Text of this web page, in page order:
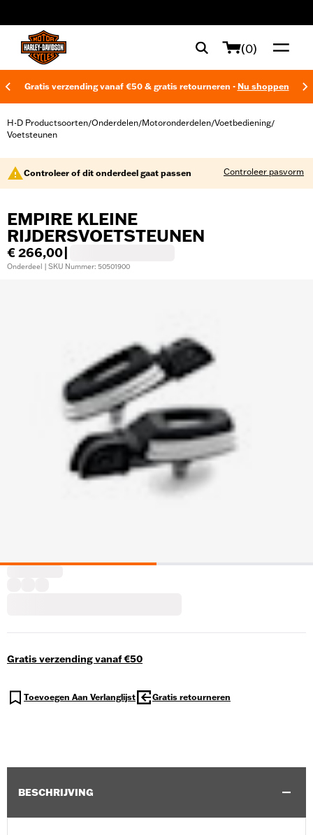
(0)
Gratis verzending vanaf €50 & gratis retourneren - Nu shoppen
H-D Productsoorten/Onderdelen/Motoronderdelen/Voetbediening/
Voetsteunen
Controleer of dit onderdeel gaat passen Controleer pasvorm
EMPIRE KLEINE
RIJDERSVOETSTEUNEN
€ 266,00
Onderdeel | SKU Nummer: 50501900
Gratis verzending vanaf €50
Toevoegen Aan Verlanglijst Gratis retourneren
BESCHRIJVING